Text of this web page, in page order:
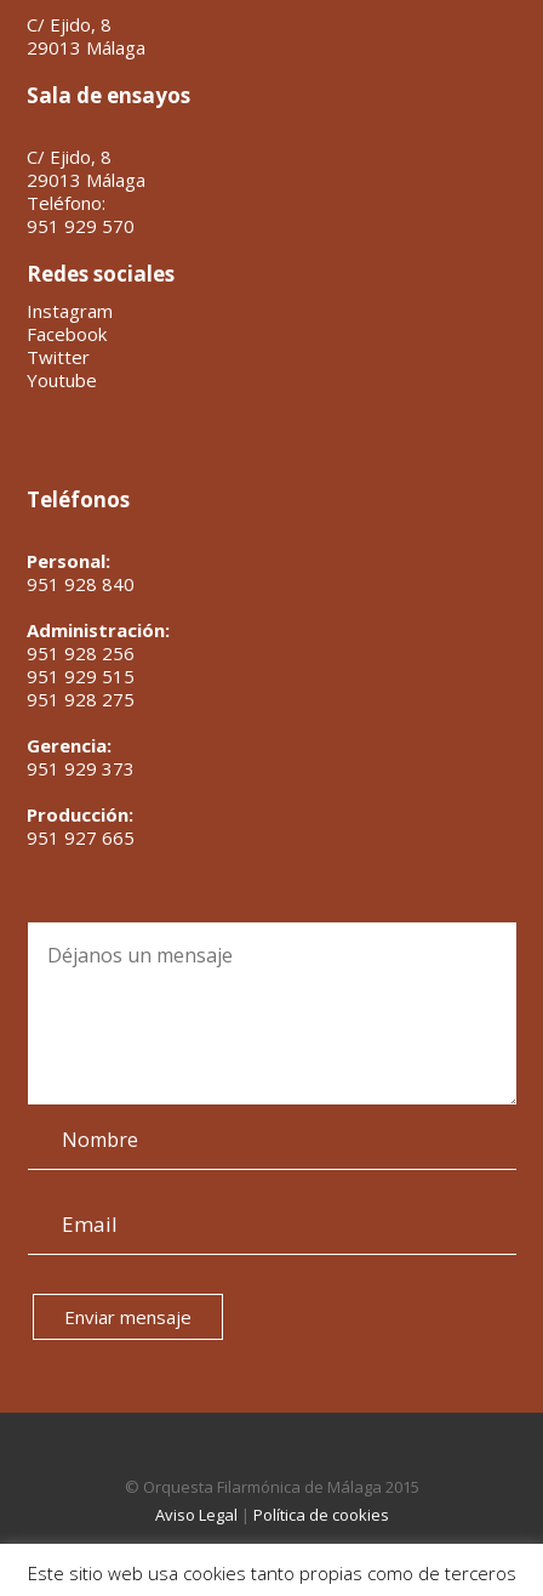
C/ Ejido, 8
29013 Málaga
Sala de ensayos
C/ Ejido, 8
29013 Málaga
Teléfono:
951 929 570
Redes sociales
Instagram
Facebook
Twitter
Youtube
Teléfonos
Personal:
951 928 840
Administración:
951 928 256
951 929 515
951 928 275
Gerencia:
951 929 373
Producción:
951 927 665
Enviar mensaje
© Orquesta Filarmónica de Málaga 2015
Aviso Legal | Política de cookies
Este sitio web usa cookies tanto propias como de terceros